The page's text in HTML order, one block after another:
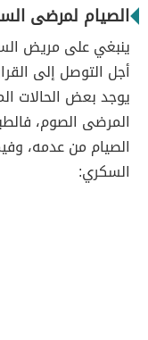
الصيام لمرضى
ينبغي على مريض
أجل التوصل إلى
يوجد بعض الحالات
المرضى الصوم،
الصيام من عدمه،
السكري: